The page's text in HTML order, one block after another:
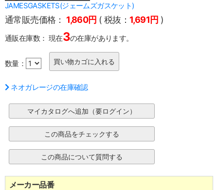
JAMESGASKETS(ジェームズガスケット)
通常販売価格： 1,860円 ( 税抜： 1,691円 )
通販在庫数： 現在3の在庫があります。
数量：
ネオガレージの在庫確認
メーカー品番